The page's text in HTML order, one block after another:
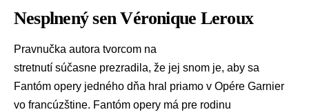
Nesplnený sen Véronique Leroux
Pravnučka autora tvorcom na
stretnutí súčasne prezradila, že jej snom je, aby sa
Fantóm opery jedného dňa hral priamo v Opére Garnier
vo francúzštine. Fantóm opery má pre rodinu